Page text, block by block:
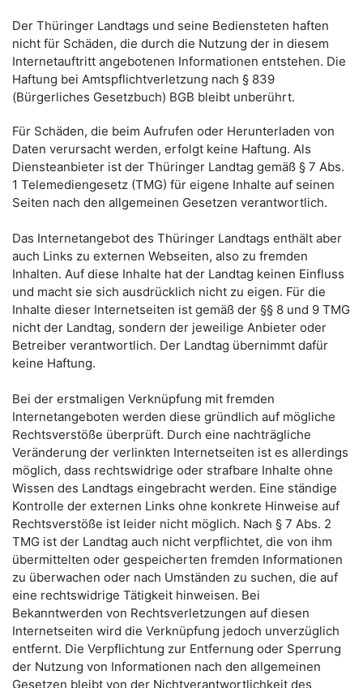
Der Thüringer Landtags und seine Bediensteten haften
nicht für Schäden, die durch die Nutzung der in diesem
Internetauftritt angebotenen Informationen entstehen. Die
Haftung bei Amtspflichtverletzung nach § 839
(Bürgerliches Gesetzbuch) BGB bleibt unberührt.
Für Schäden, die beim Aufrufen oder Herunterladen von
Daten verursacht werden, erfolgt keine Haftung. Als
Diensteanbieter ist der Thüringer Landtag gemäß § 7 Abs.
1 Telemediengesetz (TMG) für eigene Inhalte auf seinen
Seiten nach den allgemeinen Gesetzen verantwortlich.
Das Internetangebot des Thüringer Landtags enthält aber
auch Links zu externen Webseiten, also zu fremden
Inhalten. Auf diese Inhalte hat der Landtag keinen Einfluss
und macht sie sich ausdrücklich nicht zu eigen. Für die
Inhalte dieser Internetseiten ist gemäß der §§ 8 und 9 TMG
nicht der Landtag, sondern der jeweilige Anbieter oder
Betreiber verantwortlich. Der Landtag übernimmt dafür
keine Haftung.
Bei der erstmaligen Verknüpfung mit fremden
Internetangeboten werden diese gründlich auf mögliche
Rechtsverstöße überprüft. Durch eine nachträgliche
Veränderung der verlinkten Internetseiten ist es allerdings
möglich, dass rechtswidrige oder strafbare Inhalte ohne
Wissen des Landtags eingebracht werden. Eine ständige
Kontrolle der externen Links ohne konkrete Hinweise auf
Rechtsverstöße ist leider nicht möglich. Nach § 7 Abs. 2
TMG ist der Landtag auch nicht verpflichtet, die von ihm
übermittelten oder gespeicherten fremden Informationen
zu überwachen oder nach Umständen zu suchen, die auf
eine rechtswidrige Tätigkeit hinweisen. Bei
Bekanntwerden von Rechtsverletzungen auf diesen
Internetseiten wird die Verknüpfung jedoch unverzüglich
entfernt. Die Verpflichtung zur Entfernung oder Sperrung
der Nutzung von Informationen nach den allgemeinen
Gesetzen bleibt von der Nichtverantwortlichkeit des